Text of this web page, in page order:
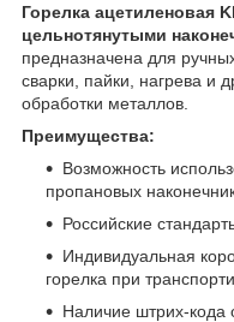
Горелка ацетиленовая
цельнотянутыми
предназначена для
сварки, пайки, нагрева и
обработки металлов.
Преимущества:
Возможность
пропановых
Российские
Индивидуальная
горелка при
Наличие штрих-кода